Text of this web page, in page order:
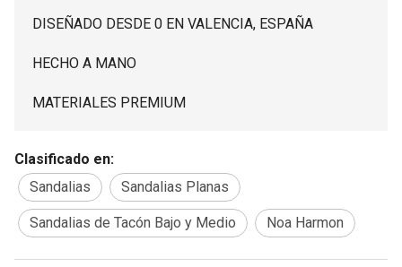
DISEÑADO DESDE 0 EN VALENCIA, ESPAÑA
HECHO A MANO
MATERIALES PREMIUM
Clasificado en:
Sandalias
Sandalias Planas
Sandalias de Tacón Bajo y Medio Noa Harmon